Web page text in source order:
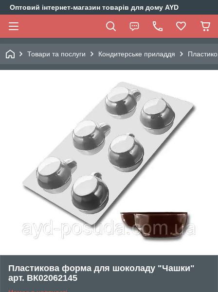
Оптовий інтернет-магазин товарів для дому AYD
Товари та послуги Кондитерське приладдя
Пластикова форма для шоколаду "Чашки"
арт. ВК02062145